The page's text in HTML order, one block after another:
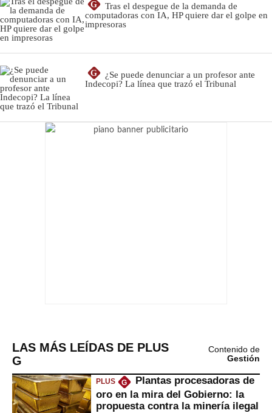
G
Tras el despegue de la demanda de
computadoras con IA, HP quiere dar el golpe en
impresoras
G
¿Se puede denunciar a un profesor ante
Indecopi? La línea que trazó el Tribunal
LAS MÁS LEÍDAS DE PLUS
G
Contenido de
Gestión
PLUS G
Plantas procesadoras de
oro en la mira del Gobierno: la
propuesta contra la minería ilegal